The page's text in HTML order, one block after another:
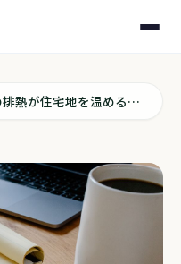
AIの排熱が住宅地を温める、DX推進部門も知っておくべき話